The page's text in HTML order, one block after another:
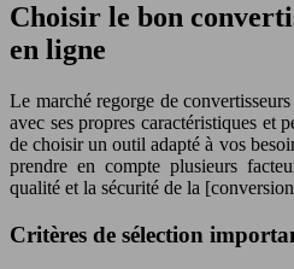
Choisir le bon
en ligne
Le marché regorge de
avec ses propres caractéristiques et
de choisir un outil adapté à vos
prendre en compte plusieurs
qualité et la sécurité de la
Critères de sélection